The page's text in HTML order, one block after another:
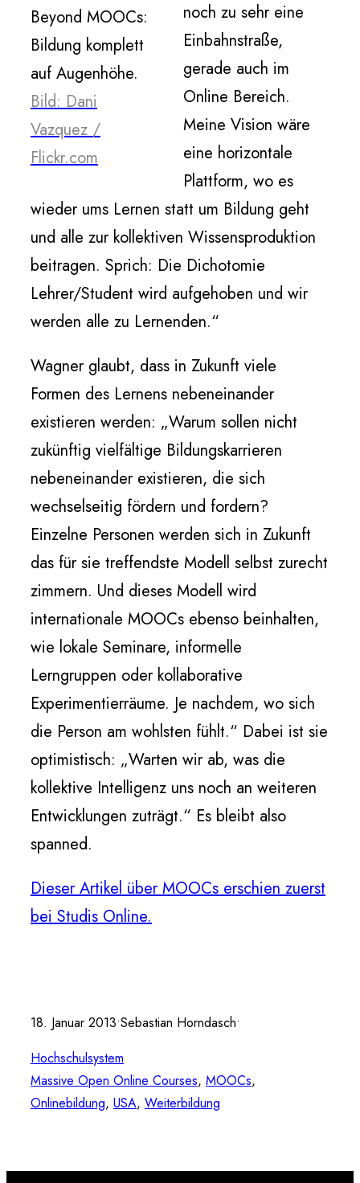
Beyond MOOCs:
Bildung komplett
auf Augenhöhe.
Bild: Dani
Vazquez /
Flickr.com
noch zu sehr eine
Einbahnstraße,
gerade auch im
Online Bereich.
Meine Vision wäre
eine horizontale
Plattform, wo es
wieder ums Lernen statt um Bildung geht
und alle zur kollektiven Wissensproduktion
beitragen. Sprich: Die Dichotomie
Lehrer/Student wird aufgehoben und wir
werden alle zu Lernenden.“
Wagner glaubt, dass in Zukunft viele
Formen des Lernens nebeneinander
existieren werden: „Warum sollen nicht
zukünftig vielfältige Bildungskarrieren
nebeneinander existieren, die sich
wechselseitig fördern und fordern?
Einzelne Personen werden sich in Zukunft
das für sie treffendste Modell selbst zurecht
zimmern. Und dieses Modell wird
internationale MOOCs ebenso beinhalten,
wie lokale Seminare, informelle
Lerngruppen oder kollaborative
Experimentierräume. Je nachdem, wo sich
die Person am wohlsten fühlt.“ Dabei ist sie
optimistisch: „Warten wir ab, was die
kollektive Intelligenz uns noch an weiteren
Entwicklungen zuträgt.“ Es bleibt also
spanned.
Dieser Artikel über MOOCs erschien zuerst
bei Studis Online.
18. Januar 2013•Sebastian Horndasch•
Hochschulsystem
Massive Open Online Courses, MOOCs
Onlinebildung, USA, Weiterbildung